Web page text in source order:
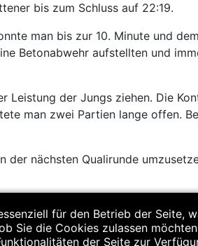
bis zum Schluss auf 22:19.
man bis zur 10. Minute und
Betonabwehr aufstellten und
der Jungs ziehen. Die
man zwei Partien lange offen.
der nächsten Qualirunde
Leopold Hilz, Kilian Steininger,
für den Betrieb der Seite,
Sie die Cookies zulassen
der Seite zur